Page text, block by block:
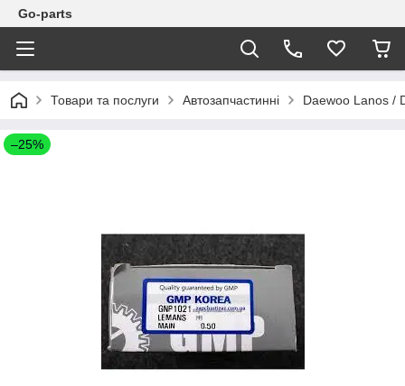
Go-parts
Товари та послуги Автозапчастинні Daewoo Lanos /
–25%